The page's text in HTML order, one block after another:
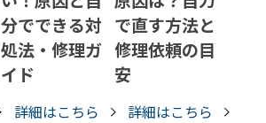
分でできる対
処法・修理ガ
イド
詳細はこちら
で直す方法と
修理依頼の目
安
詳細はこちら